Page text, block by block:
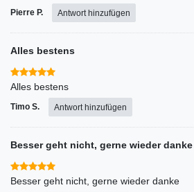
Pierre P. Antwort hinzufügen
Alles bestens
Alles bestens
Timo S. Antwort hinzufügen
Besser geht nicht, gerne wieder danke
Besser geht nicht, gerne wieder danke